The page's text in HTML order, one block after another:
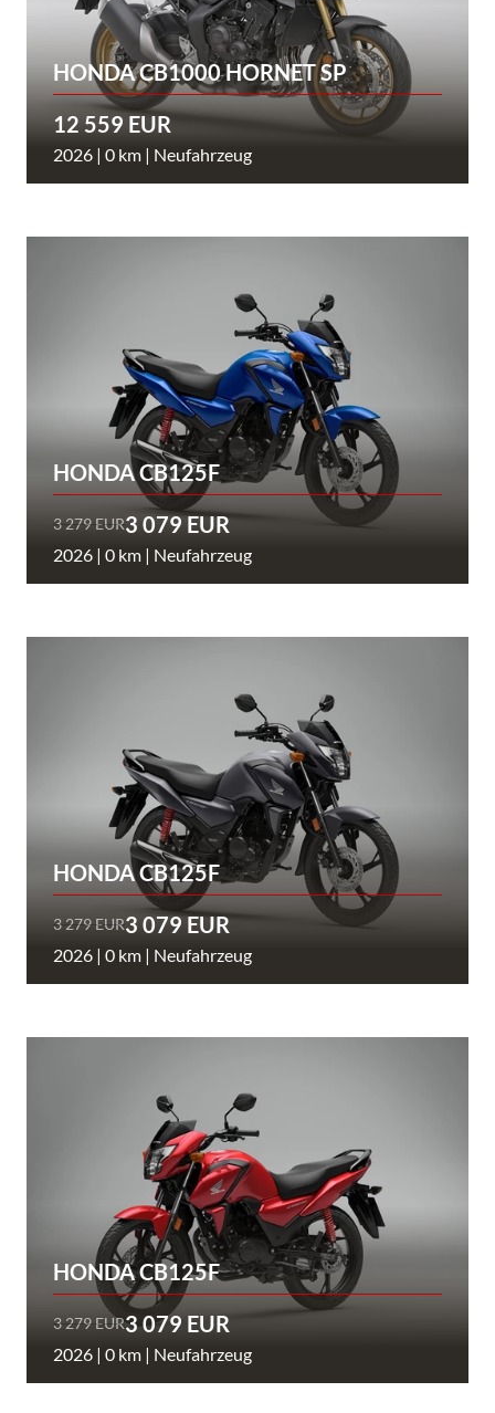
HONDA CB1000 HORNET SP
12 559 EUR
2026 | 0 km | Neufahrzeug
HONDA CB125F
3 279 EUR3 079 EUR
2026 | 0 km | Neufahrzeug
HONDA CB125F
3 279 EUR3 079 EUR
2026 | 0 km | Neufahrzeug
HONDA CB125F
3 279 EUR3 079 EUR
2026 | 0 km | Neufahrzeug